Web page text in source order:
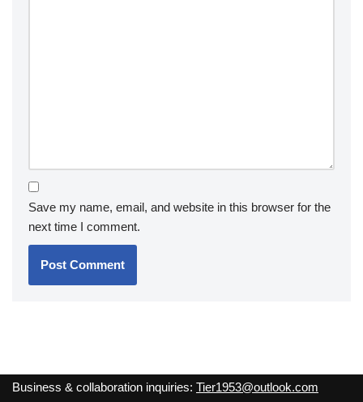
Save my name, email, and website in this browser for the
next time I comment.
Business & collaboration inquiries: Tier1953@outlook.com